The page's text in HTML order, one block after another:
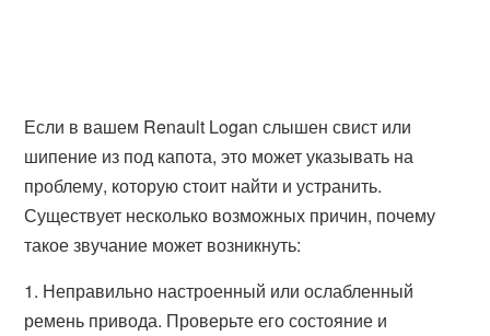
Если в вашем Renault Logan слышен свист или
шипение из под капота, это может указывать на
проблему, которую стоит найти и устранить.
Существует несколько возможных причин, почему
такое звучание может возникнуть:
1. Неправильно настроенный или ослабленный
ремень привода. Проверьте его состояние и